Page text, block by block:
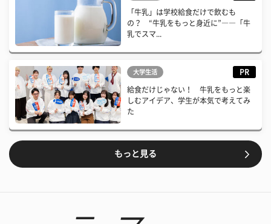
「牛乳」は学校給食だけで飲むも
の？ “牛乳をもっと身近に”――「牛
乳でスマ...
大学生活 PR
給食だけじゃない！ 牛乳をもっと楽
しむアイデア、学生が本気で考えてみ
た
もっと見る